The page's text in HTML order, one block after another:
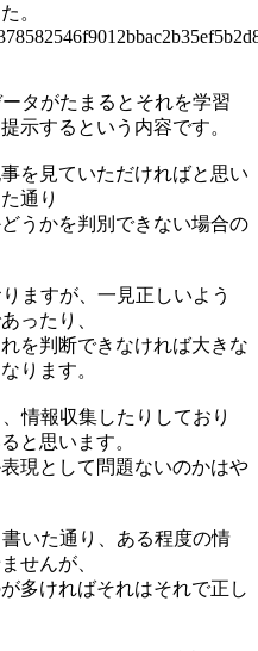
。
タがたまるとそれを学習
示するという内容です。
を見ていただければと思い
通り
うかを判別できない場合の
ますが、一見正しいよう
ったり、
を判断できなければ大きな
ります。
情報収集したりしており
と思います。
現として問題ないのかはや
いた通り、ある程度の情
せんが、
多ければそれはそれで正し